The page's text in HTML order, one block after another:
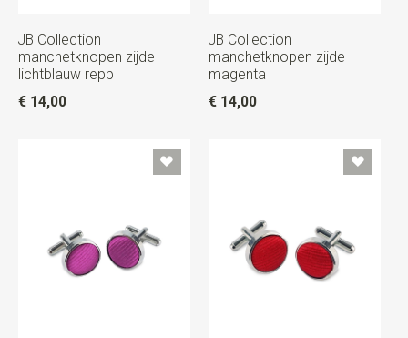
JB Collection
manchetknopen zijde
lichtblauw repp
€ 14,00
JB Collection
manchetknopen zijde
magenta
€ 14,00